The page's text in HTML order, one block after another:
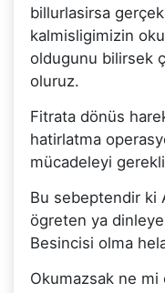
billurlasirsa
kalmisligimizin
oldugunu bilirsek
oluruz.
Fitrata dönüs
hatirlatma
mücadeleyi
Bu sebeptendir ki
ögreten ya
Besincisi olma
Okumazsak ne mi